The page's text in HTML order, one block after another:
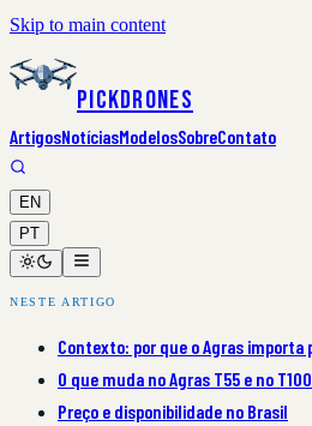
Skip to main content
PickDrones
ArtigosNotíciasModelosSobreContato
EN
PT
NESTE ARTIGO
Contexto: por que o Agras importa
O que muda no Agras T55 e no
Preço e disponibilidade no Brasil